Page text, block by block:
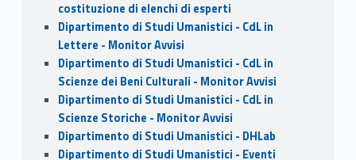
costituzione di elenchi di esperti
Dipartimento di Studi Umanistici - CdL in
Lettere - Monitor Avvisi
Dipartimento di Studi Umanistici - CdL in
Scienze dei Beni Culturali - Monitor Avvisi
Dipartimento di Studi Umanistici - CdL in
Scienze Storiche - Monitor Avvisi
Dipartimento di Studi Umanistici - DHLab
Dipartimento di Studi Umanistici - Eventi